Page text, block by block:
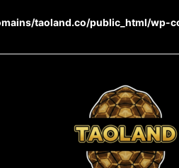
taoland.co/public_html/wp-